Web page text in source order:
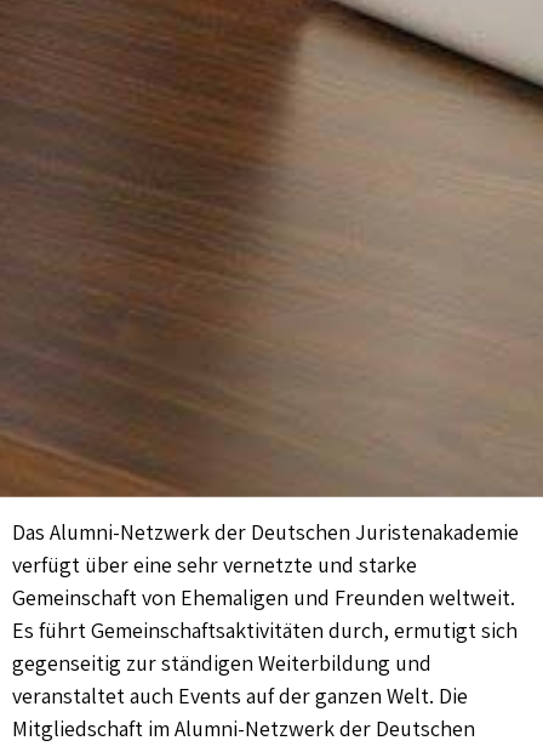
Das Alumni-Netzwerk der Deutschen Juristenakademie
verfügt über eine sehr vernetzte und starke
Gemeinschaft von Ehemaligen und Freunden weltweit.
Es führt Gemeinschaftsaktivitäten durch, ermutigt sich
gegenseitig zur ständigen Weiterbildung und
veranstaltet auch Events auf der ganzen Welt. Die
Mitgliedschaft im Alumni-Netzwerk der Deutschen